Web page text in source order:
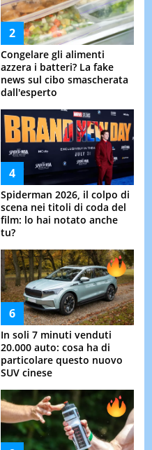
Congelare gli alimenti
azzera i batteri? La fake
news sul cibo smascherata
dall'esperto
Spiderman 2026, il colpo di
scena nei titoli di coda del
film: lo hai notato anche
tu?
In soli 7 minuti venduti
20.000 auto: cosa ha di
particolare questo nuovo
SUV cinese